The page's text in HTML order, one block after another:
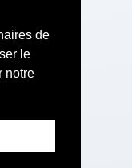
de
le
notre